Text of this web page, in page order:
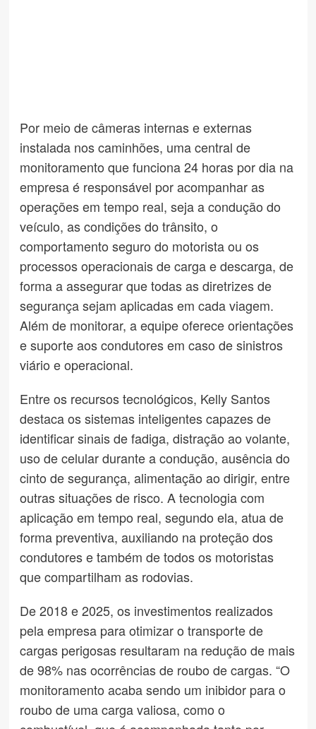
Por meio de câmeras internas e externas
instalada nos caminhões, uma central de
monitoramento que funciona 24 horas por dia na
empresa é responsável por acompanhar as
operações em tempo real, seja a condução do
veículo, as condições do trânsito, o
comportamento seguro do motorista ou os
processos operacionais de carga e descarga, de
forma a assegurar que todas as diretrizes de
segurança sejam aplicadas em cada viagem.
Além de monitorar, a equipe oferece orientações
e suporte aos condutores em caso de sinistros
viário e operacional.
Entre os recursos tecnológicos, Kelly Santos
destaca os sistemas inteligentes capazes de
identificar sinais de fadiga, distração ao volante,
uso de celular durante a condução, ausência do
cinto de segurança, alimentação ao dirigir, entre
outras situações de risco. A tecnologia com
aplicação em tempo real, segundo ela, atua de
forma preventiva, auxiliando na proteção dos
condutores e também de todos os motoristas
que compartilham as rodovias.
De 2018 e 2025, os investimentos realizados
pela empresa para otimizar o transporte de
cargas perigosas resultaram na redução de mais
de 98% nas ocorrências de roubo de cargas. “O
monitoramento acaba sendo um inibidor para o
roubo de uma carga valiosa, como o